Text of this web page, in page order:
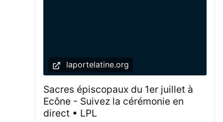
marché sans lui. Plus d’impôt, plus de
pauvreté, moins de puissance ? Aussi. La
France court sur cette erre …
laportelatine.org
Sacres épiscopaux du 1er juillet à
Ecône - Suivez la cérémonie en
direct • LPL